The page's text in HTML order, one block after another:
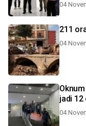
04
211
04
jadi
04